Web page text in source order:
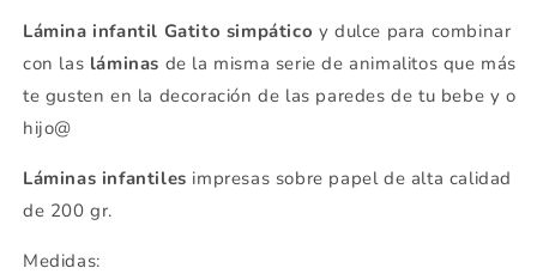
modal
Lámina infantil Gatito simpático y dulce para combinar
con las láminas de la misma serie de animalitos que más
te gusten en la decoración de las paredes de tu bebe y o
hijo@
Láminas infantiles impresas sobre papel de alta calidad
de 200 gr.
Medidas: